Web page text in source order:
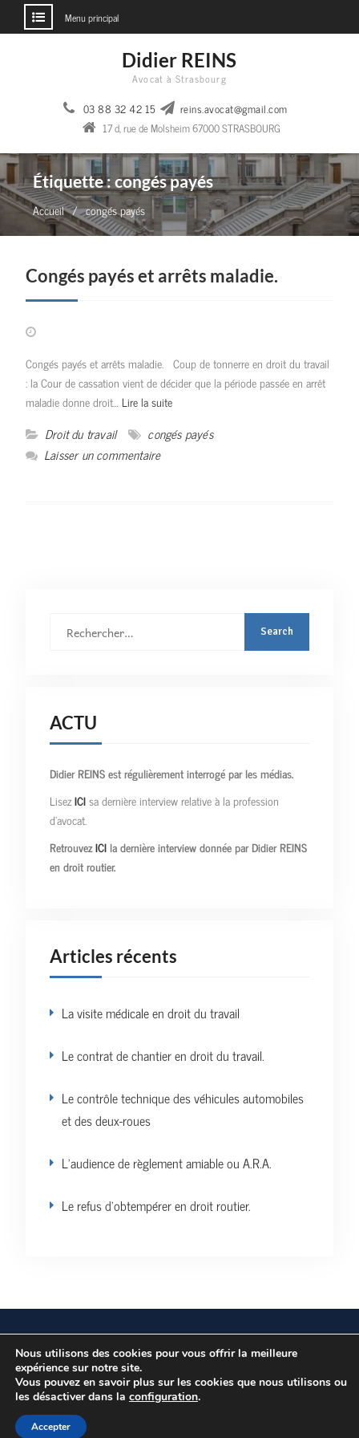
Menu principal
Didier REINS
Avocat à Strasbourg
03 88 32 42 15
reins.avocat@gmail.com
17 d, rue de Molsheim 67000 STRASBOURG
Étiquette :congés payés
Accueil congés payés
Congés payés et arrêts maladie.
Congés payés et arrêts maladie. Coup de tonnerre en droit du travail
: la Cour de cassation vient de décider que la période passée en arrêt
maladie donne droit… Lire la suite
Droit du travail
congés payés
Laisser un commentaire
ACTU
Didier REINS est régulièrement interrogé par les médias.
LisezICIsa dernière interview relative à la profession
d’avocat.
RetrouvezICIla dernière interview donnée par Didier REINS
en droit routier.
Articles récents
La visite médicale en droit du travail
Le contrat de chantier en droit du travail.
Le contrôle technique des véhicules automobiles
et des deux-roues
L’audience de règlement amiable ou A.R.A.
Le refus d’obtempérer en droit routier.
Vos données personnelles Politique de confidentialité
Copyright © Tous droits réservés.
Nous utilisons des cookies pour vous offrir la meilleure
expérience sur notre site.
Vous pouvez en savoir plus sur les cookies que nous utilisons ou
les désactiver dans la configuration.
Accepter